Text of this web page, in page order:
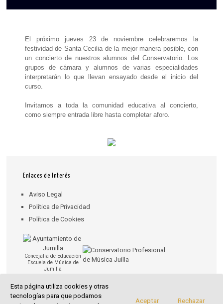
El próximo jueves 23 de noviembre celebraremos la
festividad de Santa Cecilia de la mejor manera posible, con
un concierto de nuestros alumnos del Conservatorio. Los
grupos de cámara y alumnos de varias especialidades
interpretarán lo que llevan ensayado desde el inicio del
curso.
Invitamos a toda la comunidad educativa al concierto,
como siempre entrada libre hasta completar aforo.
Enlaces de Interés
Aviso Legal
Política de Privacidad
Política de Cookies
Concejalía de Educación
Escuela de Música de
Jumilla
Esta página utiliza cookies y otras
tecnologías para que podamos
Aceptar Rechazar